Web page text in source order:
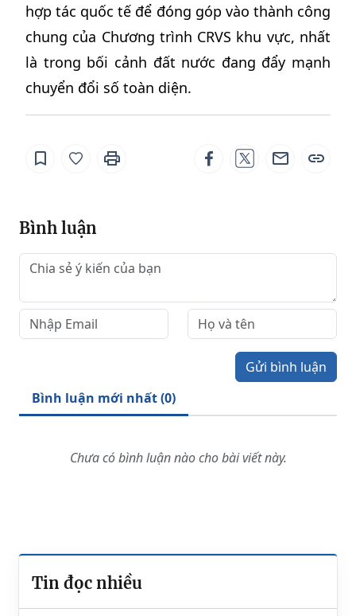
hợp tác quốc tế để đóng góp vào thành công
chung của Chương trình CRVS khu vực, nhất
là trong bối cảnh đất nước đang đẩy mạnh
chuyển đổi số toàn diện.
Bình luận
Gửi bình luận
Bình luận mới nhất (0)
Chưa có bình luận nào cho bài viết này.
Tin đọc nhiều